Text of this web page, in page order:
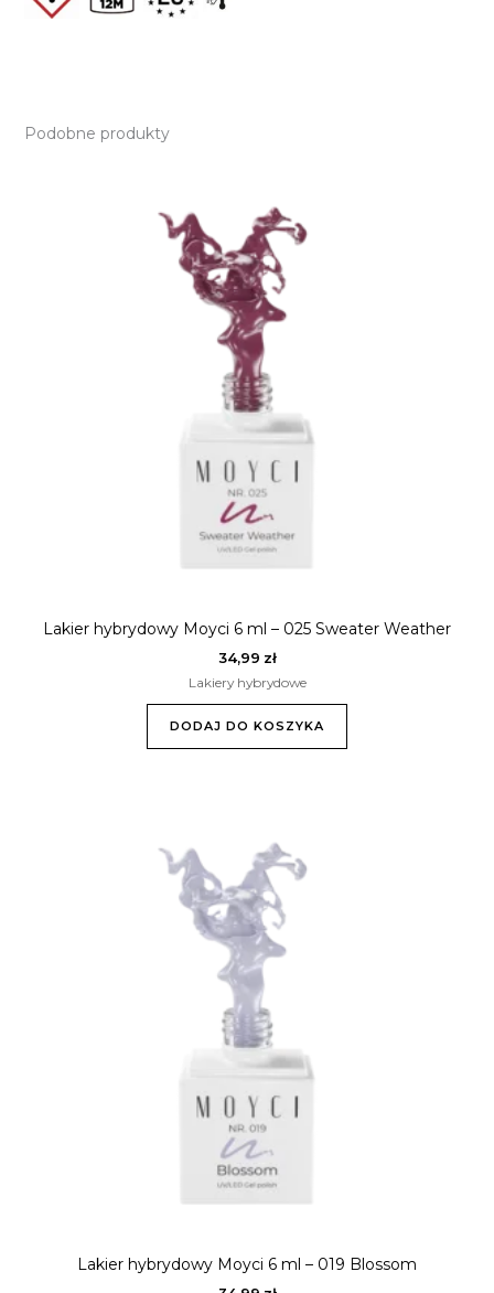
Podobne produkty
Lakier hybrydowy Moyci 6 ml – 025 Sweater Weather
34,99 zł
Lakiery hybrydowe
DODAJ DO KOSZYKA
Lakier hybrydowy Moyci 6 ml – 019 Blossom